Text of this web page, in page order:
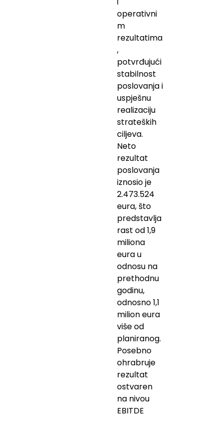
operativni
m
rezultatima
,
potvrđujući
stabilnost
poslovanja i
uspješnu
realizaciju
strateških
ciljeva.
Neto
rezultat
poslovanja
iznosio je
2.473.524
eura, što
predstavlja
rast od 1,9
miliona
eura u
odnosu na
prethodnu
godinu,
odnosno 1,1
milion eura
više od
planiranog.
Posebno
ohrabruje
rezultat
ostvaren
na nivou
EBITDE